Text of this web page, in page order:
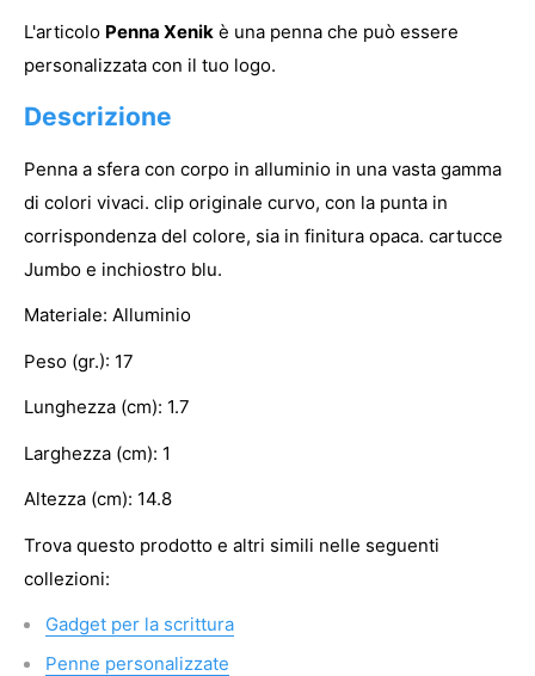
L'articolo Penna Xenik è una penna che può essere
personalizzata con il tuo logo.
Descrizione
Penna a sfera con corpo in alluminio in una vasta gamma
di colori vivaci. clip originale curvo, con la punta in
corrispondenza del colore, sia in finitura opaca. cartucce
Jumbo e inchiostro blu.
Materiale: Alluminio
Peso (gr.): 17
Lunghezza (cm): 1.7
Larghezza (cm): 1
Altezza (cm): 14.8
Trova questo prodotto e altri simili nelle seguenti
collezioni:
Gadget per la scrittura
Penne personalizzate